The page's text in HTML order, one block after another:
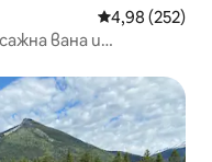
Средна
4,98 (252)
вана и